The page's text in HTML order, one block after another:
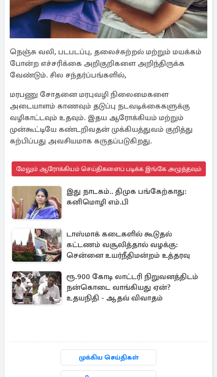
நெஞ்சு வலி, படபடப்பு, தலைச்சுற்றல் மற்றும் மயக்கம்
போன்ற எச்சரிக்கை அறிகுறிகளை அறிந்திருக்க
வேண்டும். சில சந்தர்ப்பங்களில்,
மரபணு சோதனை மரபுவழி நிலைமைகளை
அடையாளம் காணவும் தடுப்பு நடவடிக்கைகளுக்கு
வழிகாட்டவும் உதவும். இதய ஆரோக்கியம் மற்றும்
முன்கூட்டியே கண்டறிவதன் முக்கியத்துவம் குறித்து
கற்பிப்பது அவசியமாக கருதப்படுகிறது.
மேலும் ஆரோக்கியம் செய்திகளைப் படிக்க இங்கே அழுத்தவும்
இது நாடகம்.. திமுக பங்கேற்காது:
கனிமொழி எம்.பி
டாஸ்மாக் கடைகளில் கூடுதல்
கட்டணம் வசூலித்தால் வழக்கு:
சென்னை உயர்நீதிமன்றம் உத்தரவு
ரூ.900 கோடி லாட்டரி நிறுவனத்திடம்
நன்கொடை வாங்கியது ஏன்?
உதயநிதி - ஆதவ் விவாதம்
முக்கிய செய்திகள்